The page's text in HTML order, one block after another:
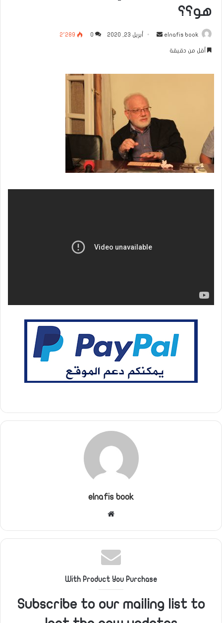
هو؟؟
elnafis book
أرسل
أبريل 23, 2020 0 2٬289
أقل من دقيقة
elnafis book
With Product You Purchase
Subscribe to our mailing list to